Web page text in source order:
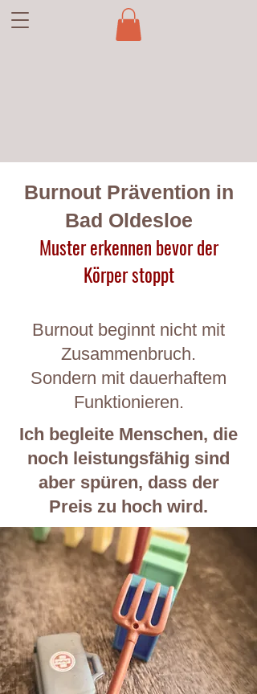
Burnout Prävention in
Bad Oldesloe
Muster erkennen bevor der
Körper stoppt
Burnout beginnt nicht mit
Zusammenbruch.
Sondern mit dauerhaftem
Funktionieren.
Ich begleite Menschen, die
noch leistungsfähig sind
aber spüren, dass der
Preis zu hoch wird.